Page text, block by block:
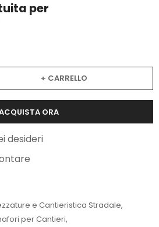
per
+ CARRELLO
ORA
desideri
e Cantieristica Stradale,
per Cantieri,